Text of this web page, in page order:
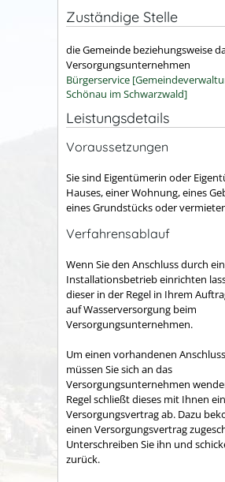
Zuständige Stelle
die Gemeinde beziehungsweise
Versorgungsunternehmen
Bürgerservice
Schönau im Schwarzwald]
Leistungsdetails
Voraussetzungen
Sie sind Eigentümerin oder
Hauses, einer Wohnung, eines
eines Grundstücks oder
Verfahrensablauf
Wenn Sie den Anschluss durch
Installationsbetrieb einrichten
dieser in der Regel in Ihrem
auf Wasserversorgung beim
Versorgungsunternehmen.
Um einen vorhandenen
müssen Sie sich an das
Versorgungsunternehmen
Regel schließt dieses mit Ihnen
Versorgungsvertrag ab. Dazu
einen Versorgungsvertrag
Unterschreiben Sie ihn und
zurück.